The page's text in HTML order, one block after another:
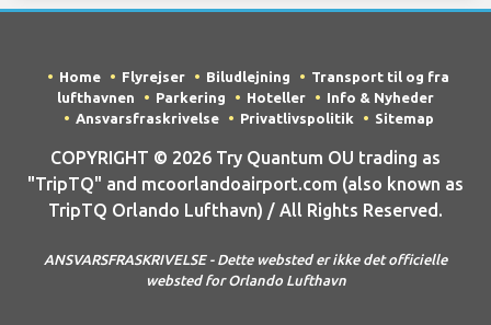
Home Flyrejser Biludlejning
Transport til og fra
lufthavnen
Parkering Hoteller
Info & Nyheder
Ansvarsfraskrivelse
Privatlivspolitik Sitemap
COPYRIGHT © 2026 Try Quantum OU trading as
"TripTQ" and mcoorlandoairport.com (also known as
TripTQ Orlando Lufthavn) / All Rights Reserved.
ANSVARSFRASKRIVELSE - Dette websted er ikke det officielle
websted for Orlando Lufthavn